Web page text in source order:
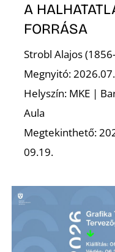
A
FORRÁSA
Strobl Alajos
Megnyitó:
Helyszín: MKE |
Aula
Megtekinthető:
09.19.